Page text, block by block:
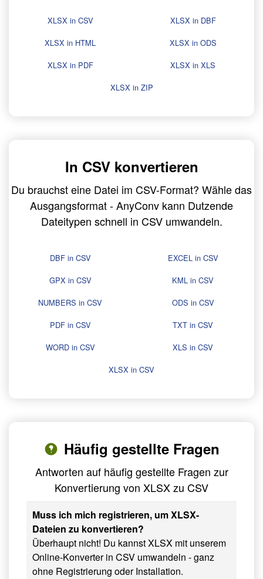
XLSX in CSV
XLSX in DBF
XLSX in HTML
XLSX in ODS
XLSX in PDF
XLSX in XLS
XLSX in ZIP
In CSV konvertieren
Du brauchst eine Datei im CSV-Format? Wähle das
Ausgangsformat - AnyConv kann Dutzende
Dateitypen schnell in CSV umwandeln.
DBF in CSV
EXCEL in CSV
GPX in CSV
KML in CSV
NUMBERS in CSV
ODS in CSV
PDF in CSV
TXT in CSV
WORD in CSV
XLS in CSV
XLSX in CSV
Häufig gestellte Fragen
Antworten auf häufig gestellte Fragen zur
Konvertierung von XLSX zu CSV
Muss ich mich registrieren, um XLSX-
Dateien zu konvertieren?
Überhaupt nicht! Du kannst XLSX mit unserem
Online-Konverter in CSV umwandeln - ganz
ohne Registrierung oder Installation.